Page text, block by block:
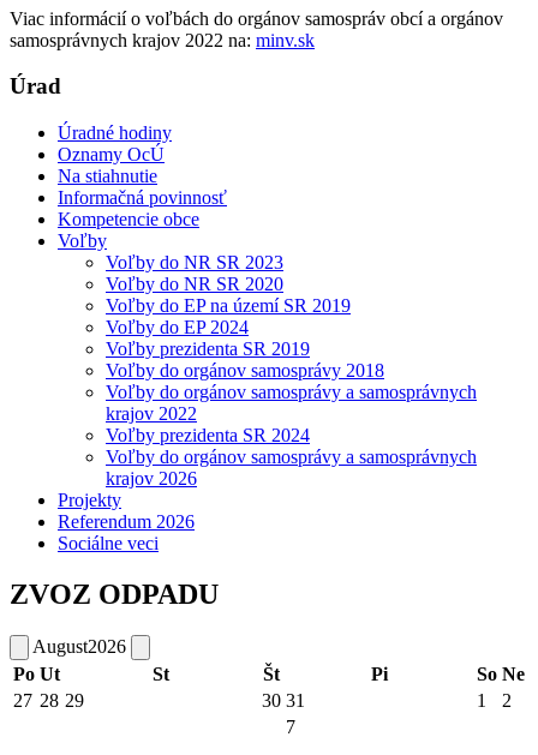
Viac informácií o voľbách do orgánov samospráv obcí a orgánov
samosprávnych krajov 2022 na: minv.sk
Úrad
Úradné hodiny
Oznamy OcÚ
Na stiahnutie
Informačná povinnosť
Kompetencie obce
Voľby
Voľby do NR SR 2023
Voľby do NR SR 2020
Voľby do EP na území SR 2019
Voľby do EP 2024
Voľby prezidenta SR 2019
Voľby do orgánov samosprávy 2018
Voľby do orgánov samosprávy a samosprávnych
krajov 2022
Voľby prezidenta SR 2024
Voľby do orgánov samosprávy a samosprávnych
krajov 2026
Projekty
Referendum 2026
Sociálne veci
ZVOZ ODPADU
August2026
Po Ut St Št Pi So Ne
27 28 29 30 31 1 2
7